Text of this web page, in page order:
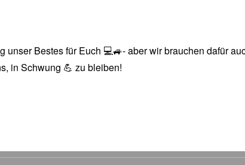
Bestes für Euch 💻🚙- aber wir brauchen dafür
in Schwung 💪 zu bleiben!